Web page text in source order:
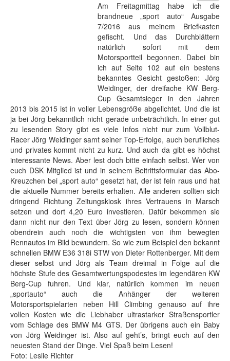
Am Freitagmittag habe ich die
brandneue „sport auto“ Ausgabe
7/2016 aus meinem Briefkasten
gefischt. Und das Durchblättern
natürlich sofort mit dem
Motorsportteil begonnen. Dabei bin
ich auf Seite 102 auf ein bestens
bekanntes Gesicht gestoßen: Jörg
Weidinger, der dreifache KW Berg-
Cup Gesamtsieger in den Jahren
2013 bis 2015 ist in voller Lebensgröße abgelichtet. Und die ist
ja bei Jörg bekanntlich nicht gerade unbeträchtlich. In einer gut
zu lesenden Story gibt es viele Infos nicht nur zum Vollblut-
Racer Jörg Weidinger samt seiner Top-Erfolge, auch berufliches
und privates kommt nicht zu kurz. Und auch da gibt es höchst
interessante News. Aber lest doch bitte einfach selbst. Wer von
euch DSK Mitglied ist und in seinem Beitrittsformular das Abo-
Kreuzchen bei „sport auto“ gesetzt hat, der ist fein raus und hat
die aktuelle Nummer bereits erhalten. Alle anderen sollten sich
dringend Richtung Zeitungskiosk ihres Vertrauens in Marsch
setzen und dort 4,20 Euro investieren. Dafür bekommen sie
dann nicht nur den Text über Jörg zu lesen, sondern können
obendrein auch noch die wichtigsten von ihm bewegten
Rennautos im Bild bewundern. So wie zum Beispiel den bekannt
schnellen BMW E36 318i STW von Dieter Rottenberger. Mit dem
dieser selbst und Jörg als Team dreimal in Folge auf die
höchste Stufe des Gesamtwertungspodestes im legendären KW
Berg-Cup fuhren. Und klar, natürlich kommen im neuen
„sportauto“ auch die Anhänger der weiteren
Motorsportspielarten neben Hill Climbing genauso auf ihre
vollen Kosten wie die Liebhaber ultrastarker Straßensportler
vom Schlage des BMW M4 GTS. Der übrigens auch ein Baby
von Jörg Weidinger ist. Also auf geht’s, bringt euch auf den
neuesten Stand der Dinge. Viel Spaß beim Lesen!
Foto: Leslie Richter